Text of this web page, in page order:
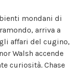
mondani di
arriva a
affari del cugino,
Walsh accende
curiosità. Chase